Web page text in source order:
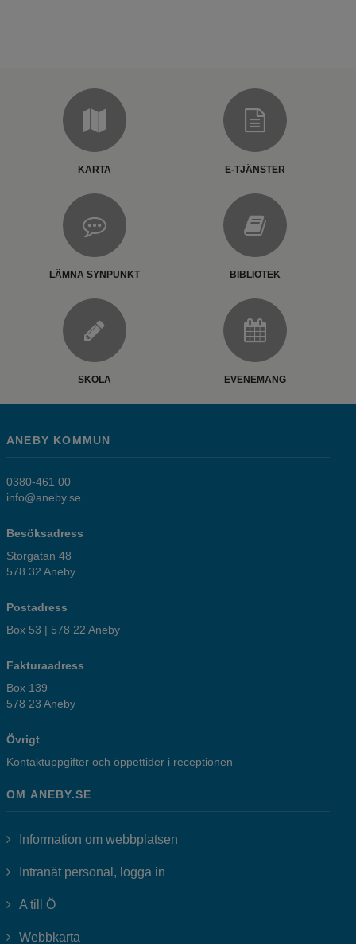
KARTA E-TJÄNSTER
LÄMNA SYNPUNKT BIBLIOTEK
SKOLA EVENEMANG
ANEBY KOMMUN
0380-461 00
info@aneby.se
Besöksadress
Storgatan 48
578 32 Aneby
Postadress
Box 53 | 578 22 Aneby
Fakturaadress
Box 139
578 23 Aneby
Övrigt
Kontaktuppgifter och öppettider i receptionen
OM ANEBY.SE
Information om webbplatsen
Intranät personal, logga in
A till Ö
Webbkarta